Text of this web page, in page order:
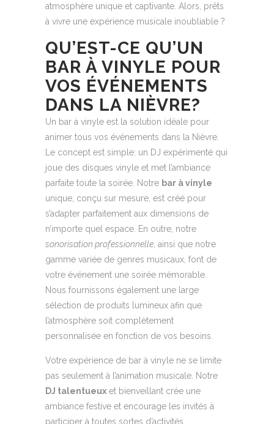
atmosphère unique et captivante. Alors, prêts
à vivre une expérience musicale inoubliable ?
QU’EST-CE QU’UN
BAR À VINYLE POUR
VOS ÉVÉNEMENTS
DANS LA NIÈVRE?
Un bar à vinyle est la solution idéale pour
animer tous vos événements dans la Nièvre.
Le concept est simple: un DJ expérimenté qui
joue des disques vinyle et met l’ambiance
parfaite toute la soirée. Notre bar à vinyle
unique, conçu sur mesure, est créé pour
s’adapter parfaitement aux dimensions de
n’importe quel espace. En outre, notre
sonorisation professionnelle , ainsi que notre
gamme variée de genres musicaux, font de
votre événement une soirée mémorable.
Nous fournissons également une large
sélection de produits lumineux afin que
l’atmosphère soit complètement
personnalisée en fonction de vos besoins.
Votre expérience de bar à vinyle ne se limite
pas seulement à l’animation musicale. Notre
DJ talentueux et bienveillant crée une
ambiance festive et encourage les invités à
participer à toutes sortes d’activités